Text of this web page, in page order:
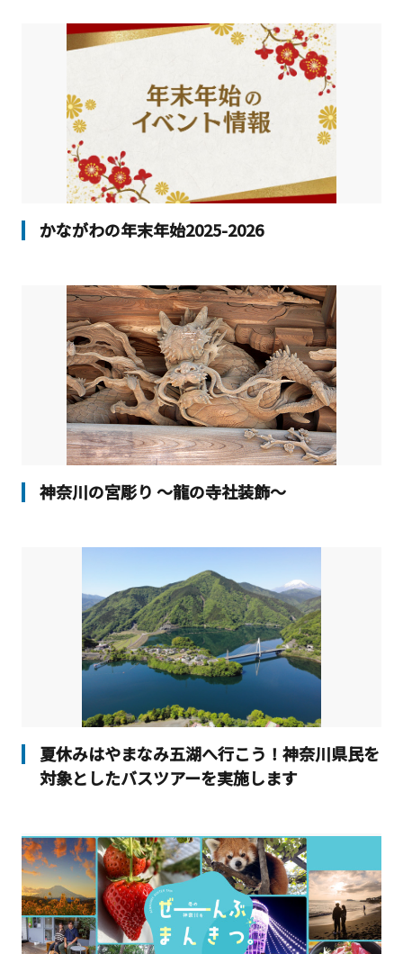
かながわの年末年始2025-2026
神奈川の宮彫り ～龍の寺社装飾～
夏休みはやまなみ五湖へ行こう！神奈川県民を
対象としたバスツアーを実施します